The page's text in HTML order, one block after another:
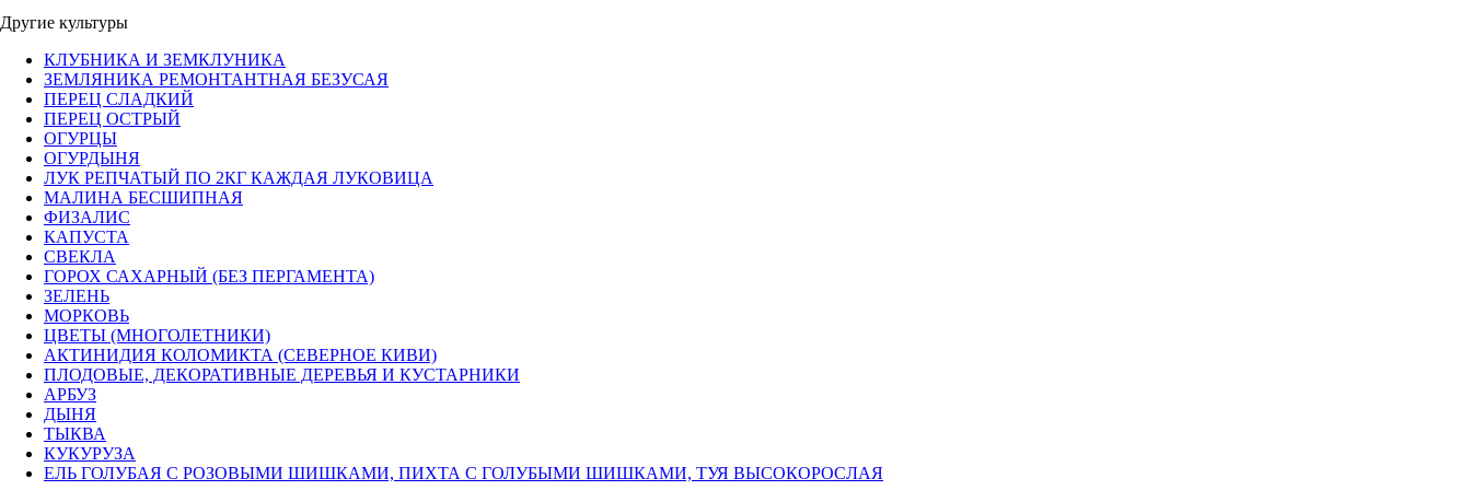
Другие культуры
КЛУБНИКА И ЗЕМКЛУНИКА
ЗЕМЛЯНИКА РЕМОНТАНТНАЯ БЕЗУСАЯ
ПЕРЕЦ СЛАДКИЙ
ПЕРЕЦ ОСТРЫЙ
ОГУРЦЫ
ОГУРДЫНЯ
ЛУК РЕПЧАТЫЙ ПО 2КГ КАЖДАЯ ЛУКОВИЦА
МАЛИНА БЕСШИПНАЯ
ФИЗАЛИС
КАПУСТА
СВЕКЛА
ГОРОХ САХАРНЫЙ (БЕЗ ПЕРГАМЕНТА)
ЗЕЛЕНЬ
МОРКОВЬ
ЦВЕТЫ (МНОГОЛЕТНИКИ)
АКТИНИДИЯ КОЛОМИКТА (СЕВЕРНОЕ КИВИ)
ПЛОДОВЫЕ, ДЕКОРАТИВНЫЕ ДЕРЕВЬЯ И КУСТАРНИКИ
АРБУЗ
ДЫНЯ
ТЫКВА
КУКУРУЗА
ЕЛЬ ГОЛУБАЯ С РОЗОВЫМИ ШИШКАМИ, ПИХТА С ГОЛУБЫМИ ШИШКАМИ, ТУЯ ВЫСОКОРОСЛАЯ